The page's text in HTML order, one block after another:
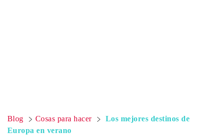
Blog Cosas para hacer
Los mejores destinos de
Europa en verano